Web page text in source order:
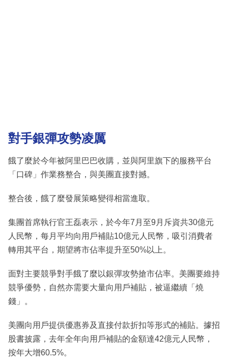
對手銀彈攻勢凌厲
餓了麼於今年被阿里巴巴收購，並與阿里旗下的服務平台
「口碑」作業務整合，與美團直接對撼。
整合後，餓了麼發展策略變得相當進取。
集團首席執行官王磊表示，於今年7月至9月斥資共30億元
人民幣，每月平均向用戶補貼10億元人民幣，吸引消費者
轉用其平台，期望將市佔率提升至50%以上。
面對主要競爭對手餓了麼以銀彈攻勢搶市佔率。美團要維持
競爭優勢，自然亦需要大量向用戶補貼，被逼繼續「燒
錢」。
美團向用戶提供優惠券及直接付款折扣等形式的補貼。據招
股書披露，去年全年向用戶補貼的金額達42億元人民幣，
按年大增60.5%。